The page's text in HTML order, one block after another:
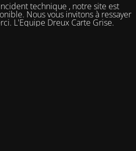
technique , notre site est
Nous vous invitons à ressayer
L'Equipe Dreux Carte Grise.